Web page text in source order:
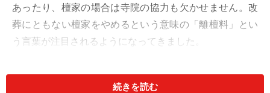
あったり、檀家の場合は寺院の協力も欠かせません。改
葬にともない檀家をやめるという意味の「離檀料」とい
う言葉が注目されるようになってきました。
＜目次＞
続きを読む